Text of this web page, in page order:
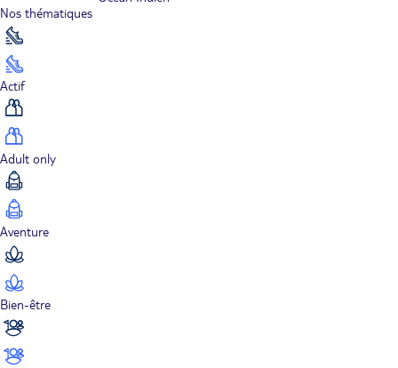
Nos thématiques
Actif
Adult only
Aventure
Bien-être